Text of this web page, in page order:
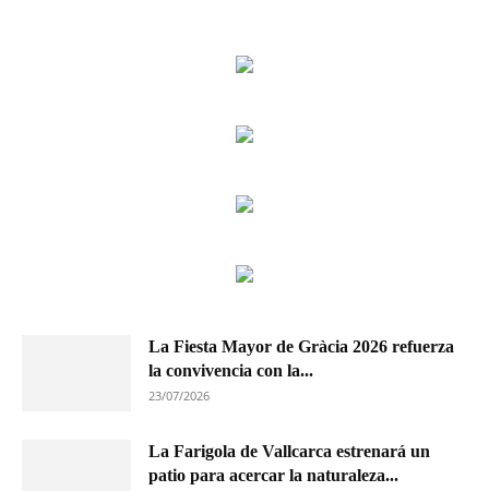
La Fiesta Mayor de Gràcia 2026 refuerza
la convivencia con la...
23/07/2026
La Farigola de Vallcarca estrenará un
patio para acercar la naturaleza...